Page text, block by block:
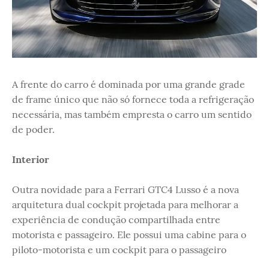
A frente do carro é dominada por uma grande grade
de frame único que não só fornece toda a refrigeração
necessária, mas também empresta o carro um sentido
de poder.
Interior
Outra novidade para a Ferrari GTC4 Lusso é a nova
arquitetura dual cockpit projetada para melhorar a
experiência de condução compartilhada entre
motorista e passageiro. Ele possui uma cabine para o
piloto-motorista e um cockpit para o passageiro